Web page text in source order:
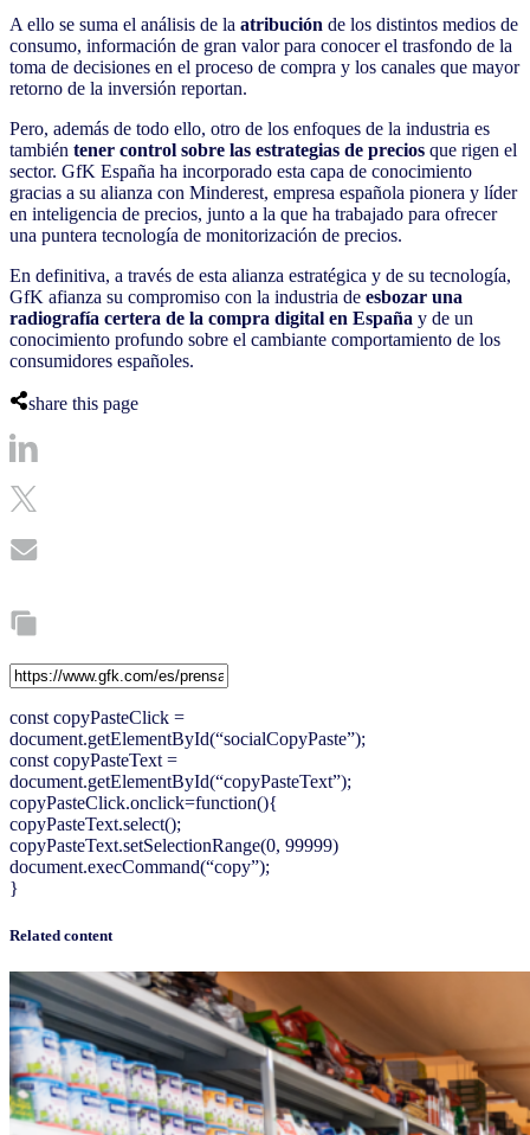
A ello se suma el análisis de la atribución de los distintos medios de
consumo, información de gran valor para conocer el trasfondo de la
toma de decisiones en el proceso de compra y los canales que mayor
retorno de la inversión reportan.
Pero, además de todo ello, otro de los enfoques de la industria es
también tener control sobre las estrategias de precios que rigen el
sector. GfK España ha incorporado esta capa de conocimiento
gracias a su alianza con Minderest, empresa española pionera y líder
en inteligencia de precios, junto a la que ha trabajado para ofrecer
una puntera tecnología de monitorización de precios.
En definitiva, a través de esta alianza estratégica y de su tecnología,
GfK afianza su compromiso con la industria de esbozar una
radiografía certera de la compra digital en España y de un
conocimiento profundo sobre el cambiante comportamiento de los
consumidores españoles.
share this page
const copyPasteClick =
document.getElementById(“socialCopyPaste”);
const copyPasteText =
document.getElementById(“copyPasteText”);
copyPasteClick.onclick=function(){
copyPasteText.select();
copyPasteText.setSelectionRange(0, 99999)
document.execCommand(“copy”);
}
Related content